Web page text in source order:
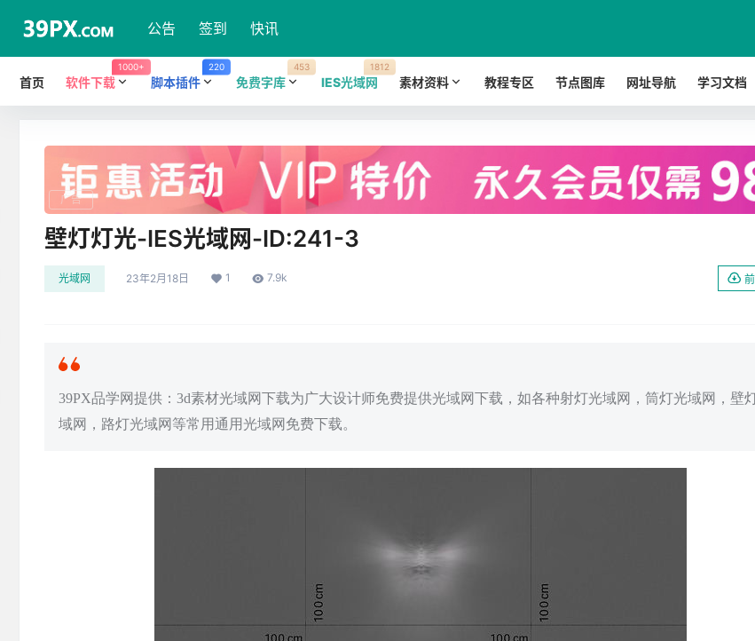
公告 签到 快讯
首页 软件下载
1000+
脚本插件
220
免费字库
453
IES光域网
1812
素材资料 教程专区 节点图库 网址导航 学习文档
广告
壁灯灯光-IES光域网-ID:241-3
光域网 23年2月18日 1 7.9k
39PX品学网提供：3d素材光域网下载为广大设计师免费提供光域网下载，如各种射灯光域网，筒灯光域网，壁
域网，路灯光域网等常用通用光域网免费下载。